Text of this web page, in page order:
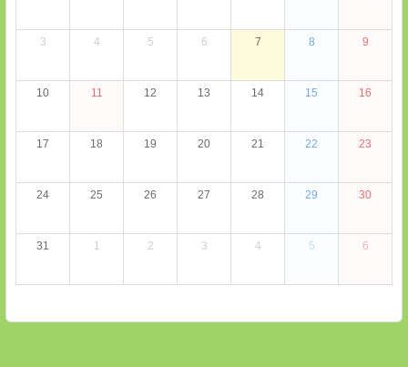
3 4 5 6 7 8 9
10 11 12 13 14 15 16
17 18 19 20 21 22 23
24 25 26 27 28 29 30
31 1 2 3 4 5 6